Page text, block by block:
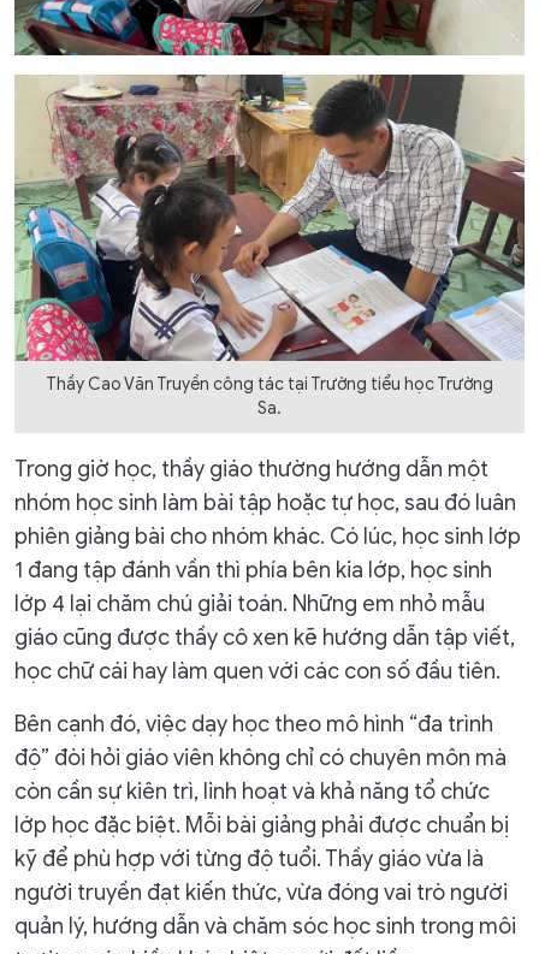
Thầy Cao Văn Truyền công tác tại Trường tiểu học Trường
Sa.
Trong giờ học, thầy giáo thường hướng dẫn một
nhóm học sinh làm bài tập hoặc tự học, sau đó luân
phiên giảng bài cho nhóm khác. Có lúc, học sinh lớp
1 đang tập đánh vần thì phía bên kia lớp, học sinh
lớp 4 lại chăm chú giải toán. Những em nhỏ mẫu
giáo cũng được thầy cô xen kẽ hướng dẫn tập viết,
học chữ cái hay làm quen với các con số đầu tiên.
Bên cạnh đó, việc dạy học theo mô hình “đa trình
độ” đòi hỏi giáo viên không chỉ có chuyên môn mà
còn cần sự kiên trì, linh hoạt và khả năng tổ chức
lớp học đặc biệt. Mỗi bài giảng phải được chuẩn bị
kỹ để phù hợp với từng độ tuổi. Thầy giáo vừa là
người truyền đạt kiến thức, vừa đóng vai trò người
quản lý, hướng dẫn và chăm sóc học sinh trong môi